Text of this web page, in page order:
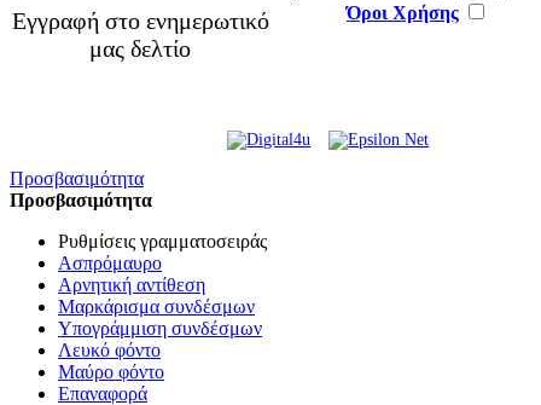
Εγγραφή στο ενημερωτικό
μας δελτίο
Όροι Χρήσης
Προσβασιμότητα
Προσβασιμότητα
Ρυθμίσεις γραμματοσειράς
Ασπρόμαυρο
Αρνητική αντίθεση
Μαρκάρισμα συνδέσμων
Υπογράμμιση συνδέσμων
Λευκό φόντο
Μαύρο φόντο
Επαναφορά